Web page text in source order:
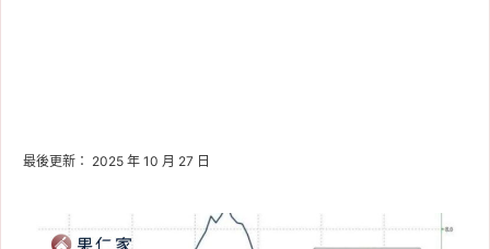
最後更新： 2025 年 10 月 27 日